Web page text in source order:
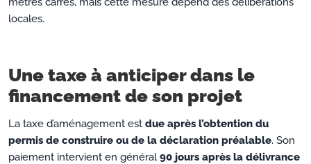
locales.
Une taxe à anticiper dans le
financement de son projet
La taxe d’aménagement est due après l’obtention du
permis de construire ou de la déclaration préalable. Son
paiement intervient en général 90 jours après la délivrance